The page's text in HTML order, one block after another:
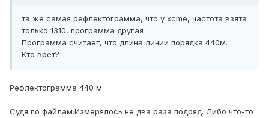
та же самая рефлектограмма, что у xcme, частота взята
только 1310, программа другая
Программа считает, что длина линии порядка 440м.
Кто врет?
Рефлектограмма 440 м.
Судя по файлам.Измерялось не два раза подряд. Либо что-то